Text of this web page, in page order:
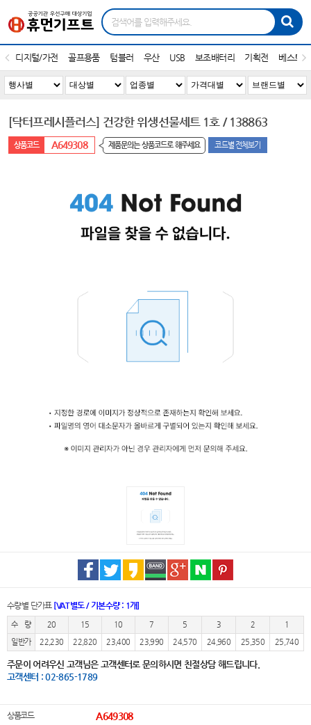
디지털/가전 골프용품 텀블러 우산 USB 보조배터리 기획전 베스트
[닥터프레시플러스] 건강한 위생선물세트 1호 / 138863
A649308 제품문의는 상품코드로 해주세요 코드별 전체보기
수량별 단가표 [VAT별도 / 기본수량 : 1개]
수 량 20 15 10 7 5 3 2
1
일반가
22,230 22,820 23,400 23,990 24,570 24,960 25,350 25,740
주문이 어려우신 고객님은 고객센터로 문의하시면 친절상담 해드립니다.
고객센터 : 02-865-1789
상품코드 A649308